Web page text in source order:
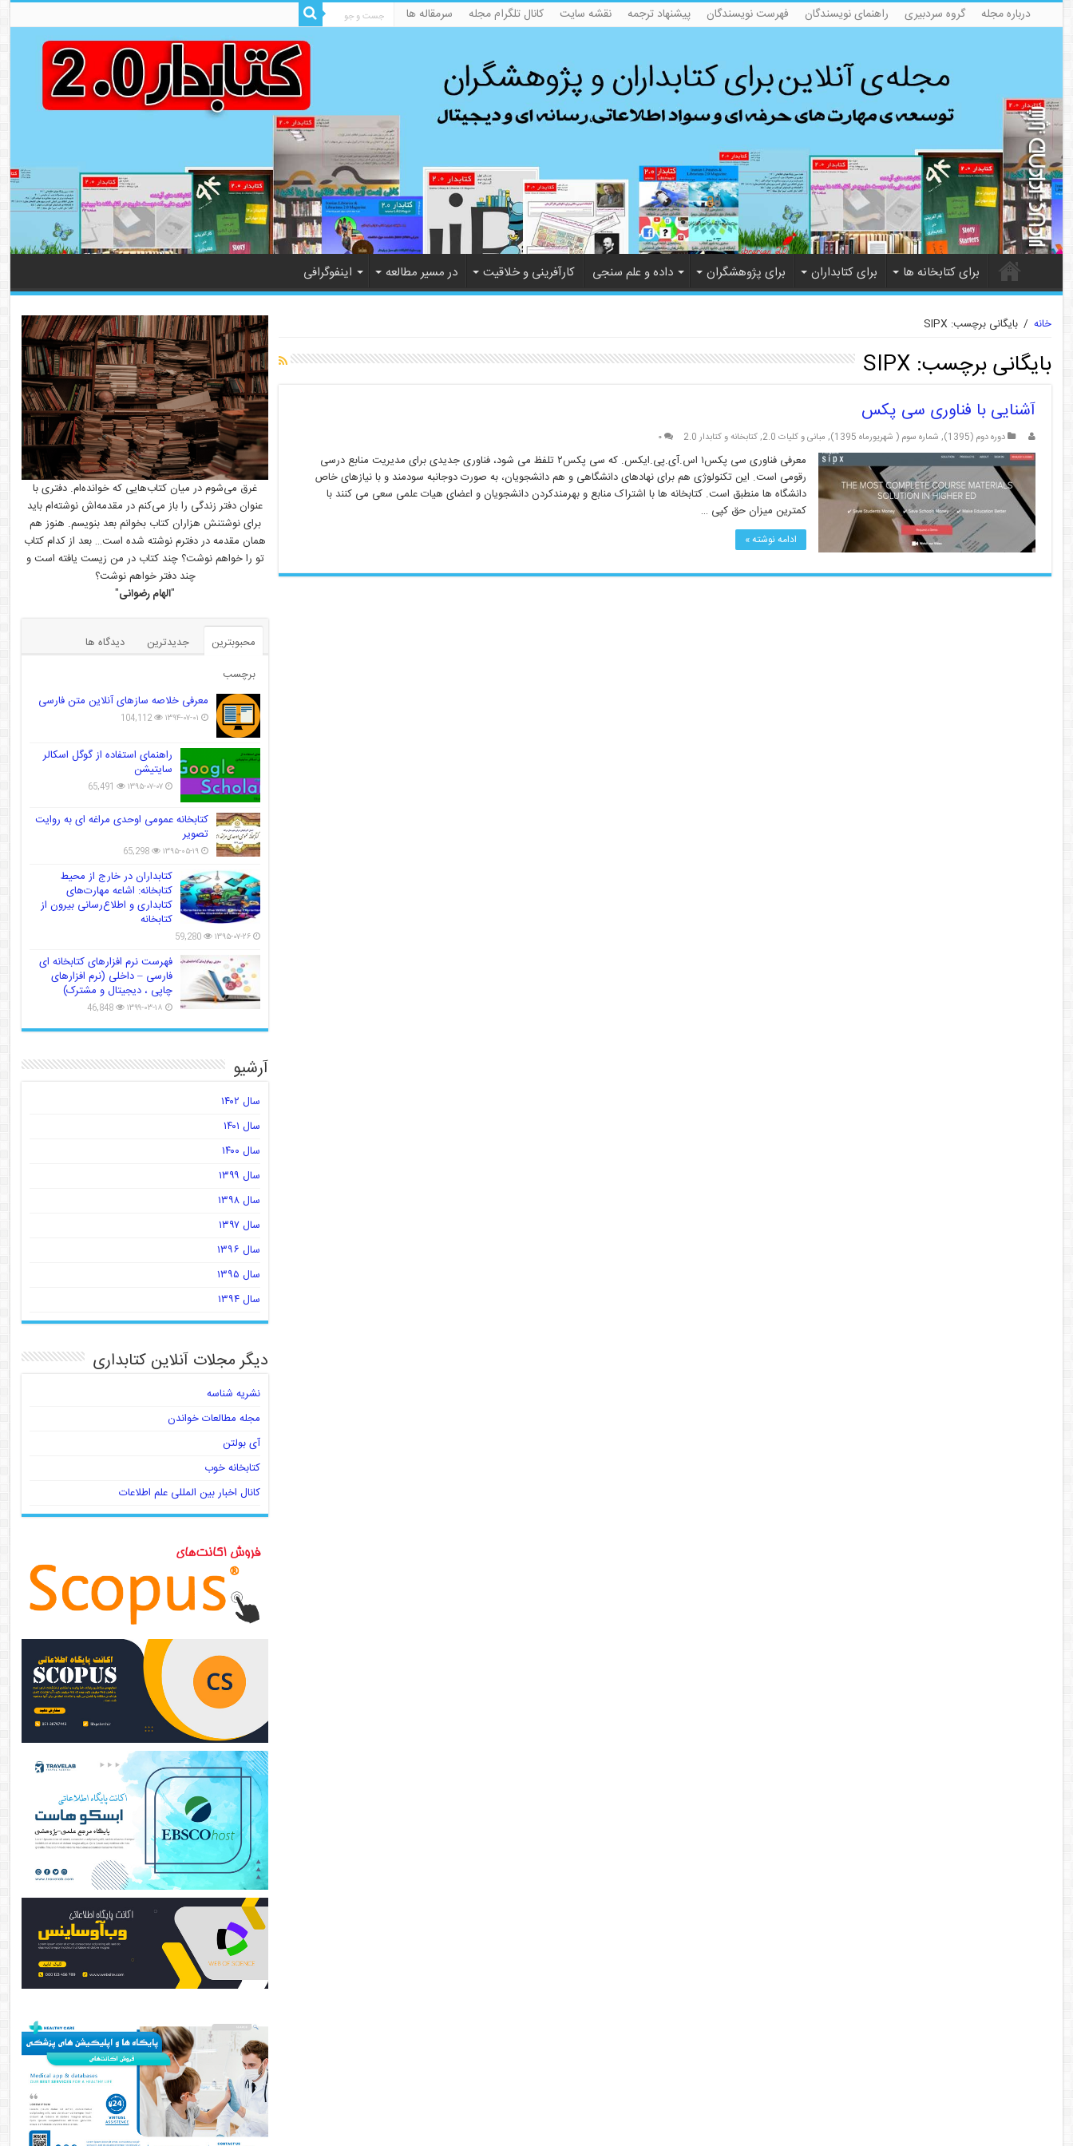
درباره مجله گروه سردبیری راهنمای نویسندگان فهرست نویسندگان پیشنهاد ترجمه نقشه سایت کانال تلگرام مجله سرمقاله ها
برای کتابخانه ها برای کتابداران برای پژوهشگران داده و علم سنجی کارآفرینی و خلاقیت در مسیر مطالعه اینفوگرافی
خانه / بایگانی برچسب: SIPX
بایگانی برچسب: SIPX
آشنایی با فناوری سی پکس
دوره دوم (1395) , شماره سوم ( شهریورماه 1395) , مبانی و کلیات 2.0 ,کتابخانه و کتابدار 2.0 ۰
معرفی فناوری سی پکس۱ اس.آی.پی.ایکس. که سی پکس۲ تلفظ می شود، فناوری جدیدی برای مدیریت منابع درسی
رقومی است. این تکنولوژی هم برای نهادهای دانشگاهی و هم دانشجویان، به صورت دوجانبه سودمند و با نیازهای خاص
دانشگاه ها منطبق است. کتابخانه ها با اشتراک منابع و بهرمندکردن دانشجویان و اعضای هیات علمی سعی می کنند با
کمترین میزان حق کپی …
ادامه نوشته »
غرق می‌شوم در میان کتاب‌هایی که خوانده‌ام. دفتری با
عنوان دفتر زندگی را باز می‌کنم در مقدمه‌اش نوشته‌ام باید
برای نوشتنش هزاران کتاب بخوانم بعد بنویسم. هنوز هم
همان مقدمه در دفترم نوشته شده است… بعد از کدام کتاب
تو را خواهم نوشت؟ چند کتاب در من زیست یافته است و
چند دفتر خواهم نوشت؟
"الهام رضوانی"
محبوبترین جدیدترین
دیدگاه ها
برچسب
معرفی خلاصه سازهای آنلاین متن فارسی
۱۳۹۴-۰۷-۰۱ 104,112
راهنمای استفاده از گوگل اسکالر
سایتیشن
۱۳۹۵-۰۷-۰۷ 65,491
کتابخانه عمومی اوحدی مراغه ای به روایت
تصویر
۱۳۹۵-۰۵-۱۹ 65,298
کتابداران در خارج از محیط
کتابخانه: اشاعه مهارت‌های
کتابداری و اطلاع‌رسانی بیرون از
کتابخانه
۱۳۹۵-۰۷-۲۶ 59,280
فهرست نرم افزارهای کتابخانه ای
فارسی – داخلی (نرم افزارهای
چاپی ، دیجیتال و مشترک)
۱۳۹۹-۰۳-۱۸ 46,848
آرشیو
سال ۱۴۰۲
سال ۱۴۰۱
سال ۱۴۰۰
سال ۱۳۹۹
سال ۱۳۹۸
سال ۱۳۹۷
سال ۱۳۹۶
سال ۱۳۹۵
سال ۱۳۹۴
دیگر مجلات آنلاین کتابداری
نشریه شناسه
مجله مطالعات خواندن
آی بولتن
کتابخانه خوب
کانال اخبار بین المللی علم اطلاعات